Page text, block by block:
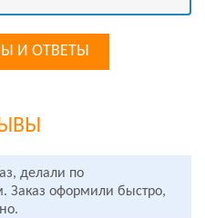
И ОТВЕТЫ
делали по
Заказ оформили быстро,